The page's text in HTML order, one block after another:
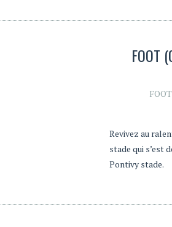
FOOT
Revivez au
stade qui s’est
Pontivy stade.